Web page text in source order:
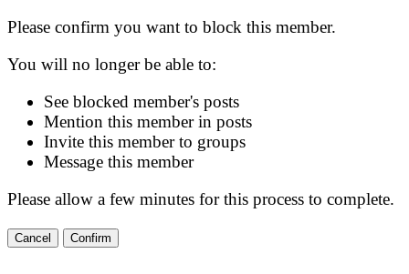
Please confirm you want to block this member.
You will no longer be able to:
See blocked member's posts
Mention this member in posts
Invite this member to groups
Message this member
Please allow a few minutes for this process to complete.
Confirm